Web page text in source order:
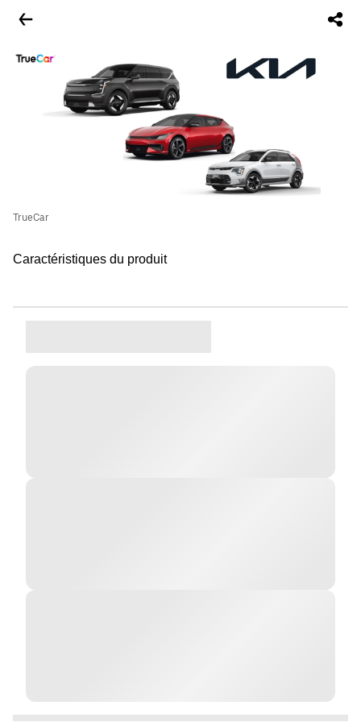
TrueCar
Caractéristiques du produit